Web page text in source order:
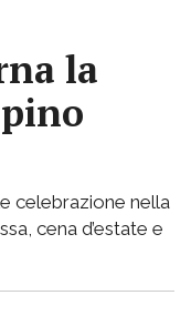
la
celebrazione nella
cena d’estate e